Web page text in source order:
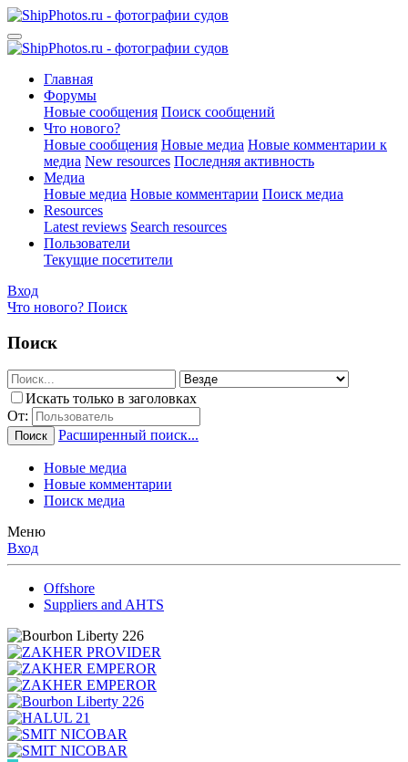
Главная
Форумы
Новые сообщения Поиск сообщений
Что нового?
Новые сообщения Новые медиа Новые комментарии к
медиа New resources Последняя активность
Медиа
Новые медиа Новые комментарии Поиск медиа
Resources
Latest reviews Search resources
Пользователи
Текущие посетители
Вход
Что нового? Поиск
Поиск
Искать только в заголовках
От:
Поиск Расширенный поиск...
Новые медиа
Новые комментарии
Поиск медиа
Меню
Вход
Offshore
Suppliers and AHTS